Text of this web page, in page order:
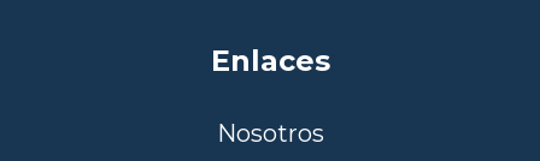
Enlaces
Nosotros